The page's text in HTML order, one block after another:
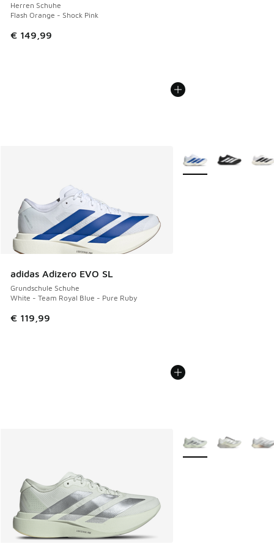
Herren Schuhe
Flash Orange - Shock Pink
€ 149,99
adidas Adizero EVO SL
Grundschule Schuhe
White - Team Royal Blue - Pure Ruby
€ 119,99
Weitere Farben
Weitere Farben